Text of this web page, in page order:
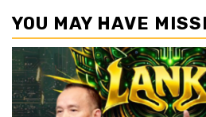
YOU MAY HAVE